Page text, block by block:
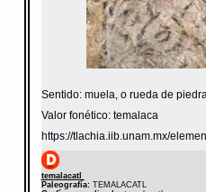
Sentido: muela, o rueda de piedra
Valor fonético: temalaca
https://tlachia.iib.unam.mx/
temalacatl
Paleografía:TEMALACATL